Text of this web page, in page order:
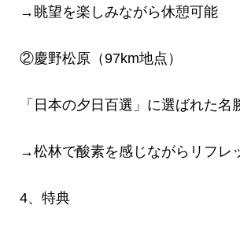
→眺望を楽しみながら休憩可能
②慶野松原（97km地点）
「日本の夕日百選」に選ばれた名
→松林で酸素を感じながらリフレ
4、特典